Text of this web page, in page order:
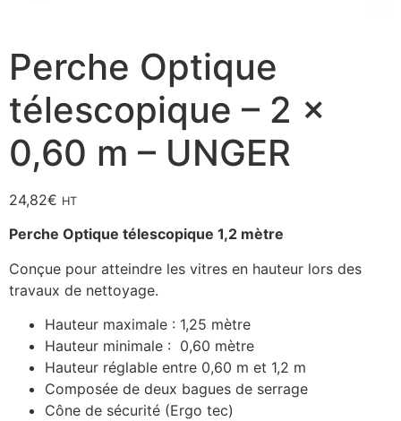
Perche Optique
télescopique – 2 x
0,60 m – UNGER
24,82€ HT
Perche Optique télescopique 1,2 mètre
Conçue pour atteindre les vitres en hauteur lors des
travaux de nettoyage.
Hauteur maximale : 1,25 mètre
Hauteur minimale : 0,60 mètre
Hauteur réglable entre 0,60 m et 1,2 m
Composée de deux bagues de serrage
Cône de sécurité (Ergo tec)